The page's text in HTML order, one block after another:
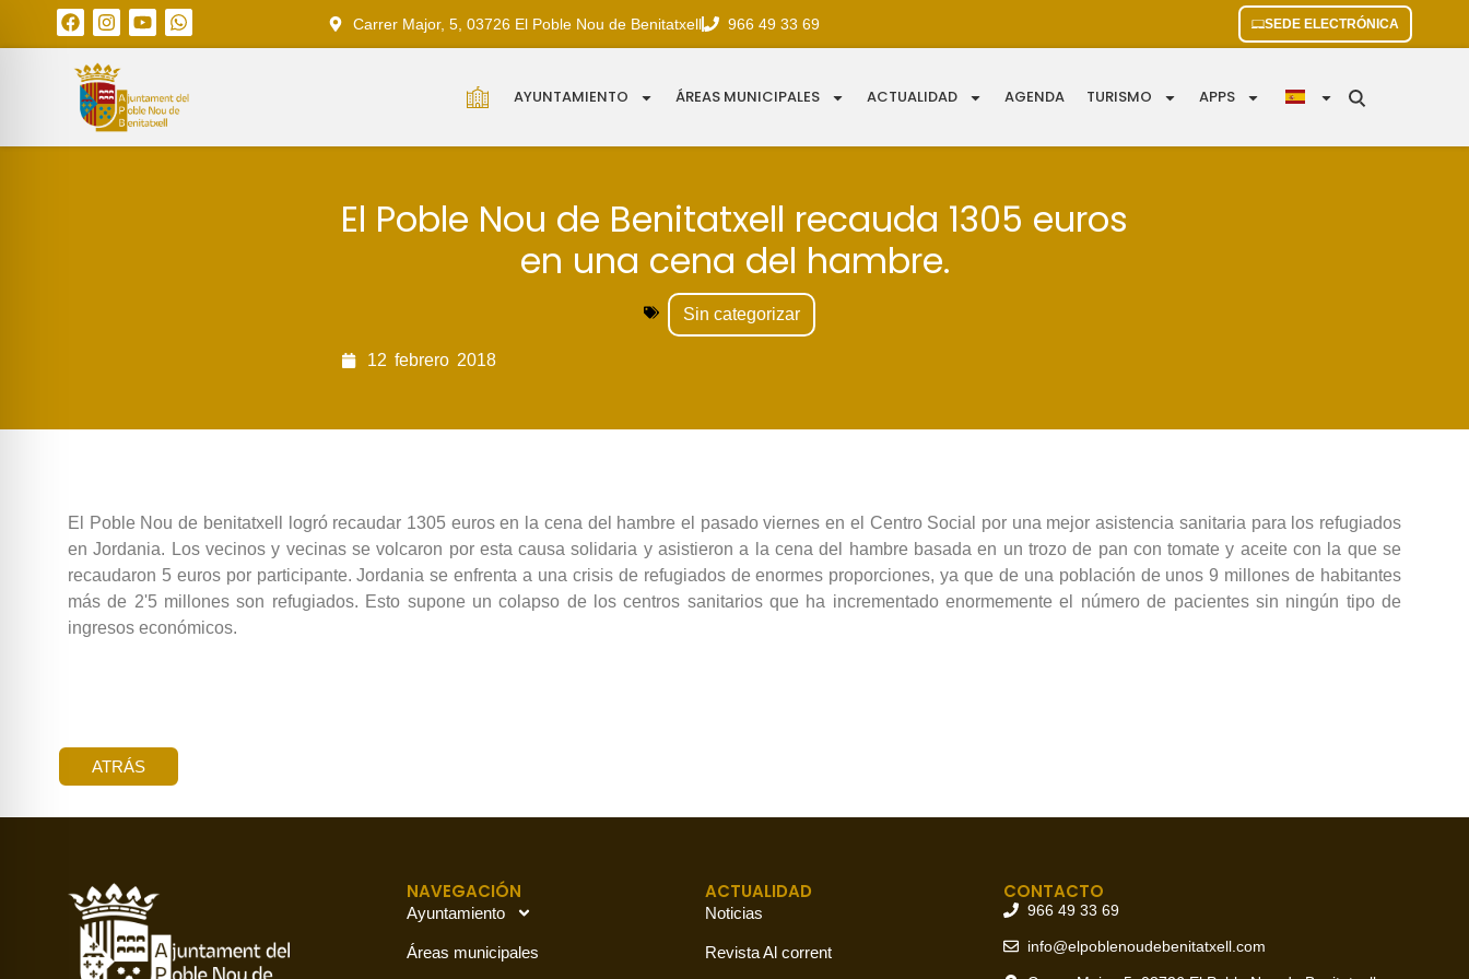
Carrer Major, 5, 03726 El Poble Nou de Benitatxell 966 49 33 69 SEDE ELECTRÓNICA
AYUNTAMIENTO ÁREAS MUNICIPALES ACTUALIDAD AGENDA TURISMO APPS
El Poble Nou de Benitatxell recauda 1305 euros
en una cena del hambre.
Sin categorizar
12 febrero 2018
El Poble Nou de benitatxell logró recaudar 1305 euros en la cena del hambre el pasado viernes en el Centro Social por una mejor asistencia sanitaria para los refugiados
en Jordania. Los vecinos y vecinas se volcaron por esta causa solidaria y asistieron a la cena del hambre basada en un trozo de pan con tomate y aceite con la que se
recaudaron 5 euros por participante. Jordania se enfrenta a una crisis de refugiados de enormes proporciones, ya que de una población de unos 9 millones de habitantes
más de 2'5 millones son refugiados. Esto supone un colapso de los centros sanitarios que ha incrementado enormemente el número de pacientes sin ningún tipo de
ingresos económicos.
ATRÁS
NAVEGACIÓN
Ayuntamiento
Áreas municipales
ACTUALIDAD
Noticias
Revista Al corrent
CONTACTO
966 49 33 69
info@elpoblenoudebenitatxell.com